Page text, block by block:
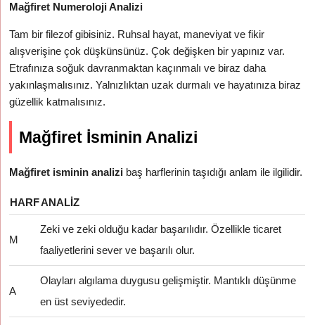
Mağfiret Numeroloji Analizi
Tam bir filezof gibisiniz. Ruhsal hayat, maneviyat ve fikir
alışverişine çok düşkünsünüz. Çok değişken bir yapınız var.
Etrafınıza soğuk davranmaktan kaçınmalı ve biraz daha
yakınlaşmalısınız. Yalnızlıktan uzak durmalı ve hayatınıza biraz
güzellik katmalısınız.
Mağfiret İsminin Analizi
Mağfiret isminin analizi baş harflerinin taşıdığı anlam ile ilgilidir.
HARFANALIZ
M
Zeki ve zeki olduğu kadar başarılıdır. Özellikle ticaret
faaliyetlerini sever ve başarılı olur.
A
Olayları algılama duygusu gelişmiştir. Mantıklı düşünme
en üst seviyededir.